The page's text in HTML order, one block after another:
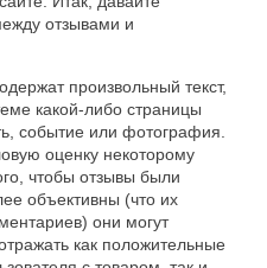
отзывами и
произвольный текст,
какой-либо страницы
событие или фотография.
оценку некоторому
чтобы отзывы были
объективны (что их
они могут
как положительные